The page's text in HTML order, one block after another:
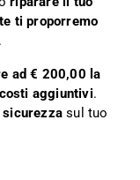
ti proporremo
.
ad € 200,00 la
aggiuntivi.
sul tuo